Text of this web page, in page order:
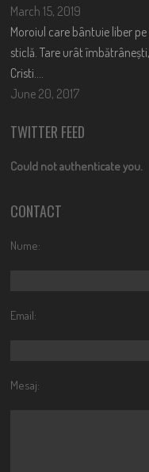
March 15, 2019
Moroiul care bântuie liber pe
sticlă. Tare urât îmbătrânești,
Cristi….
June 20, 2017
TWITTER FEED
Could not authenticate you.
CONTACT
Nume:
Email:
Mesaj: